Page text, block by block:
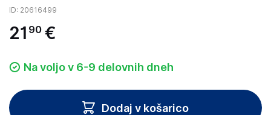
ID: 20616499
21 90 €
Na voljo v 6-9 delovnih dneh
Dodaj v košarico